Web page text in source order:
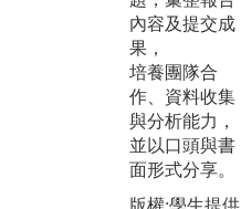
內容及提交成
果，
培養團隊合
作、資料收集
與分析能力，
並以口頭與書
面形式分享。
版權:學生提供